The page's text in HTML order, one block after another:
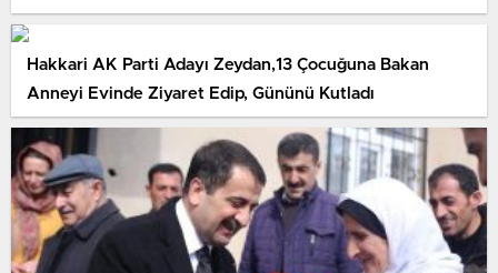
Hakkari AK Parti Adayı Zeydan,13 Çocuğuna Bakan
Anneyi Evinde Ziyaret Edip, Gününü Kutladı